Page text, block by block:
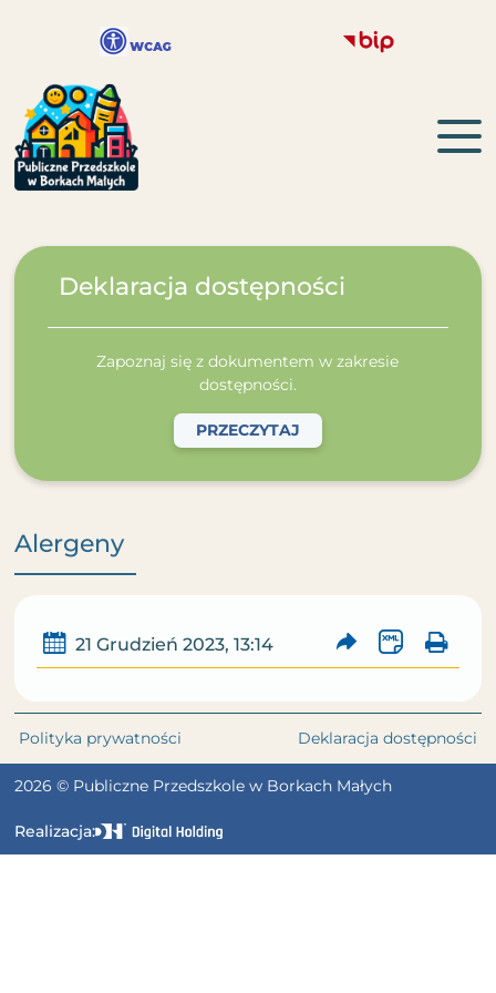
Deklaracja dostępności
Zapoznaj się z dokumentem w zakresie
dostępności.
PRZECZYTAJ
Alergeny
21 Grudzień 2023, 13:14
Polityka prywatności Deklaracja dostępności
2026 © Publiczne Przedszkole w Borkach Małych
Realizacja: